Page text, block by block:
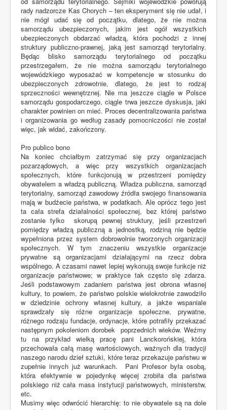
rady nadzorcze Kas Chorych – ten eksperyment się nie udał, i
nie mógł udać się od początku, dlatego, że nie można
samorządu ubezpieczonych, jakim jest ogół wszystkich
ubezpieczonych obdarzać władzą, która pochodzi z innej
struktury publiczno-prawnej, jaką jest samorząd terytorialny.
Będąc blisko samorządu terytorialnego od początku
przestrzegałem, że nie można samorządu terytorialnego
wojewódzkiego wyposażać w kompetencje w stosunku do
ubezpieczonych zdrowotnie, dlatego, że jest to rodzaj
sprzeczności wewnętrznej. Nie ma jeszcze ciągle w Polsce
samorządu gospodarczego, ciągle trwa jeszcze dyskusja, jaki
charakter powinien on mieć. Proces decentralizowania państwa
i organizowania go według zasady pomocniczości nie został
więc, jak widać, zakończony.
Pro publico bono
Na koniec chciałbym zatrzymać się przy organizacjach
pozarządowych, a więc przy wszystkich organizacjach
społecznych, które funkcjonują w przestrzeni pomiędzy
obywatelem a władzą publiczną. Władza publiczna, samorząd
terytorialny, samorząd zawodowy źródła swojego finansowania
mają w budżecie państwa, w podatkach. Ale oprócz tego jest
ta cała strefa działalności społecznej, bez której państwo
zostanie tylko skorupą pewnej struktury, jeśli przestrzeń
pomiędzy władzą publiczną a jednostką, rodziną nie będzie
wypełniona przez system dobrowolnie tworzonych organizacji
społecznych. W tym znaczeniu wszystkie organizacje
prywatne są organizacjami działającymi na rzecz dobra
wspólnego. A czasami nawet lepiej wykonują swoje funkcje niż
organizacje państwowe; w praktyce tak często się zdarza.
Jeśli podstawowym zadaniem państwa jest obrona własnej
kultury, to powiem, że państwo polskie wielokrotnie zawodziło
w dziedzinie ochrony własnej kultury, a jakże wspaniale
sprawdzały się różne organizacje społeczne, prywatne,
różnego rodzaju fundacje, ordynacje, które potrafiły przekazać
następnym pokoleniom dorobek poprzednich wieków. Weźmy
tu na przykład wielką pracę pani Lanckorońskiej, która
przechowała całą masę wartościowych, ważnych dla tradycji
naszego narodu dzieł sztuki, które teraz przekazuje państwu w
zupełnie innych już warunkach. Pani Profesor była osobą,
która efektywnie w pojedynkę więcej zrobiła dla państwa
polskiego niż cała masa instytucji państwowych, ministerstw,
etc.
Musimy więc odwrócić hierarchię: to nie obywatele są na dole